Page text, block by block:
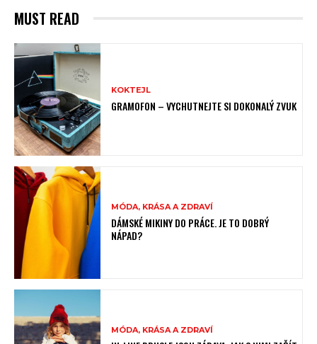
MUST READ
KOKTEJL
GRAMOFON – VYCHUTNEJTE SI DOKONALÝ ZVUK
MÓDA, KRÁSA A ZDRAVÍ
DÁMSKÉ MIKINY DO PRÁCE. JE TO DOBRÝ
NÁPAD?
MÓDA, KRÁSA A ZDRAVÍ